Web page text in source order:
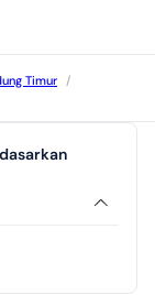
Timur
/